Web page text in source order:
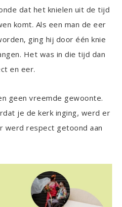
dat het knielen uit de tijd
komt. Als een man de eer
ging hij door één knie
Het was in die tijd dan
en eer.
geen vreemde gewoonte.
je de kerk inging, werd er
werd respect getoond aan